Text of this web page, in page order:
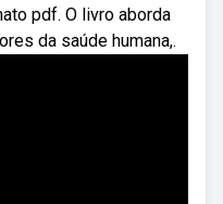
pdf. O livro aborda
da saúde humana,.